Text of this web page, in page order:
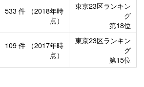
533 件
（2018年時
点）
東京23区ランキン
グ
第18位
109 件
（2017年時
点）
東京23区ランキン
グ
第15位